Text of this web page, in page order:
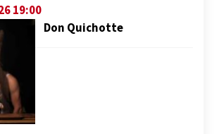
19:00
Don Quichotte